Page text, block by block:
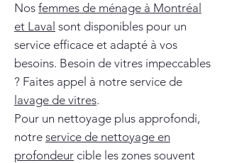
Nos femmes de ménage à Montréal
et Laval sont disponibles pour un
service efficace et adapté à vos
besoins. Besoin de vitres impeccables
? Faites appel à notre service de
lavage de vitres.
Pour un nettoyage plus approfondi,
notre service de nettoyage en
profondeur cible les zones souvent